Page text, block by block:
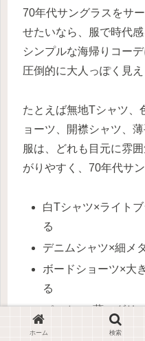
70年代サングラスをサ
せたいなら、服で時代
シンプルな海帰りコー
圧倒的に大人っぽく見え
たとえば無地Tシャツ、
ョーツ、開襟シャツ、
服は、どれも目元に雰
がりやすく、70年代サ
白Tシャツ×ライト
る
デニムシャツ×細メ
ボードショーツ×大
る
パーカー×薄いグリ
せる
ホーム 検索